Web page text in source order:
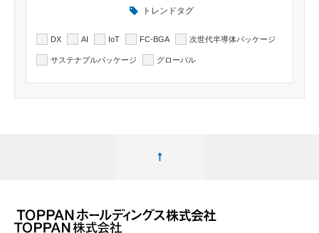
トレンドタグ
DX AI IoT FC-BGA 次世代半導体パッケージ
サステナブルパッケージ グローバル